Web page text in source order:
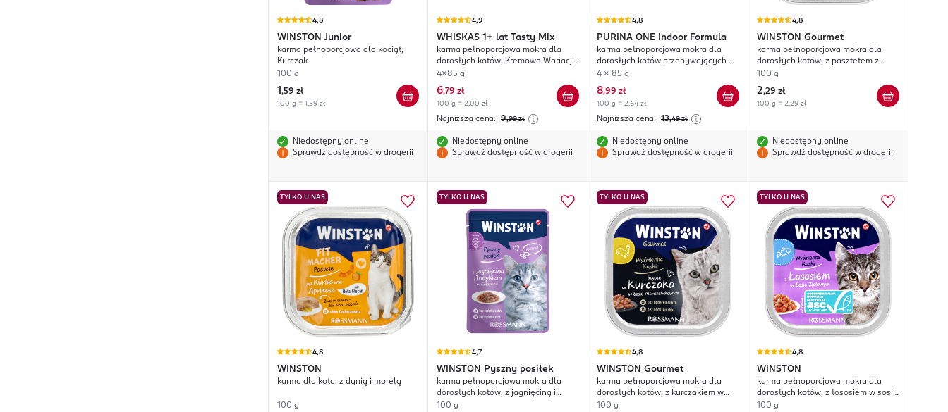
4,8
WINSTON Junior
karma pełnoporcjowa dla kociąt,
Kurczak
100 g
1 ,59 zł
100 g = 1,59 zł
Niedostępny online
Sprawdź dostępność w drogerii
4,9
WHISKAS 1+ lat Tasty Mix
karma pełnoporcjowa mokra dla
dorosłych kotów, Kremowe Wariacje,
2 x Kurczak z Warzywami, 2 x
4x85 g
6,79 zł
100 g = 2,00 zł
Najniższa cena: 9,99 zł
Niedostępny online
Sprawdź dostępność w drogerii
4,8
PURINA ONE Indoor Formula
karma pełnoporcjowa mokra dla
dorosłych kotów przebywających w
domu, 2 x Cielęcina z Marchewką, 2
x Tuńczyk z Zieloną Fasolką, w sosie
4 x 85 g
8,99 zł
100 g = 2,64 zł
Najniższa cena: 13,49 zł
Niedostępny online
Sprawdź dostępność w drogerii
4,8
WINSTON Gourmet
karma pełnoporcjowa mokra dla
dorosłych kotów, z pasztetem z
dziczyzny na galaretce
100 g
2,29 zł
100 g = 2,29 zł
Niedostępny online
Sprawdź dostępność w drogerii
TYLKO U NAS
4,8
WINSTON
karma dla kota, z dynią i morelą
100 g
TYLKO U NAS
4,7
WINSTON Pyszny posiłek
karma pełnoporcjowa mokra dla
dorosłych kotów, z jagnięciną i
indykiem
100 g
TYLKO U NAS
4,8
WINSTON Gourmet
karma pełnoporcjowa mokra dla
dorosłych kotów, z kurczakiem w
sosie marchewkowym
100 g
TYLKO U NAS
4,8
WINSTON
karma pełnoporcjowa mokra dla
dorosłych kotów, z łososiem w sosie
ziołowym
100 g